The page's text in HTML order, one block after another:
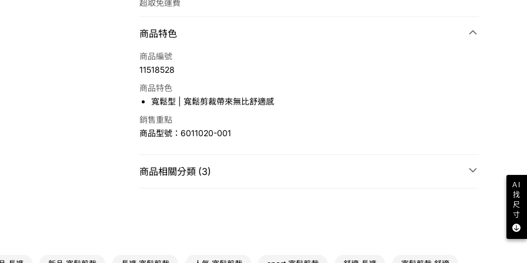
超取免運費
付款方式
信用卡一次付款
LINE Pay
Apple Pay
悠遊付
7-11取貨(快速到店)
商品特色
商品編號
11518528
商品特色
寬鬆型 | 寬鬆剪裁帶來無比舒適感
銷售重點
商品型號：6011020-001
商品相關分類 (3)
AI
找
尺
寸